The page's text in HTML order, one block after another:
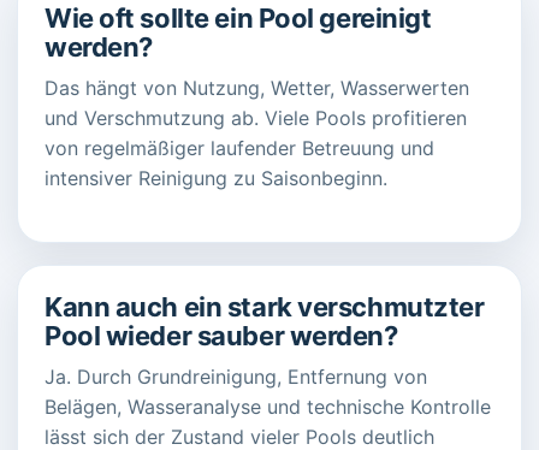
Wie oft sollte ein Pool gereinigt
werden?
Das hängt von Nutzung, Wetter, Wasserwerten
und Verschmutzung ab. Viele Pools profitieren
von regelmäßiger laufender Betreuung und
intensiver Reinigung zu Saisonbeginn.
Kann auch ein stark verschmutzter
Pool wieder sauber werden?
Ja. Durch Grundreinigung, Entfernung von
Belägen, Wasseranalyse und technische Kontrolle
lässt sich der Zustand vieler Pools deutlich